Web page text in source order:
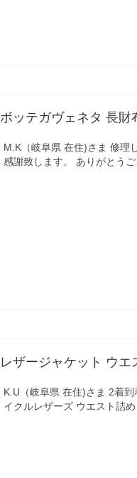
ボッテガヴェネタ 長財
M.K（岐阜県 在住)さま 修理
感謝致します。 ありがとうご
レザージャケット ウ
K.U（岐阜県 在住)さま 2着
イクルレザーズ ウエスト詰